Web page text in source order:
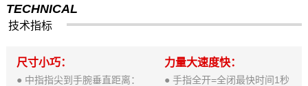
TECHNICAL
技术指标
尺寸小巧：
● 中指指尖到手腕垂直距离：
力量大速度快：
● 手指全开=全闭最快时间1秒